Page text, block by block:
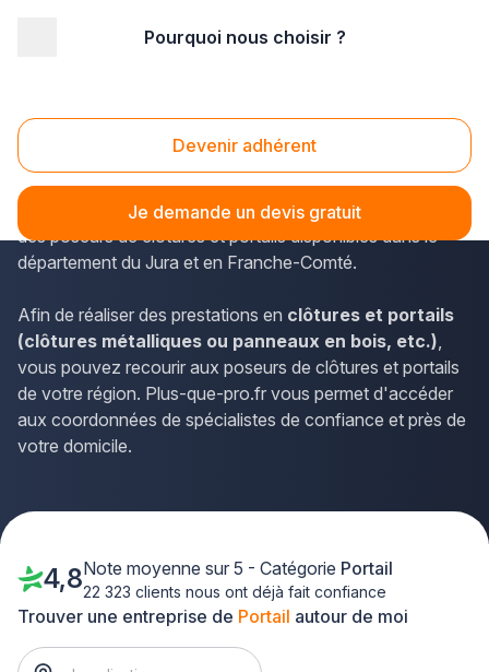
Pourquoi nous choisir ?
Devenir adhérent
Je demande un devis gratuit
Portail Dole (39100)
Les résidents de Dole peuvent facilement utiliser plus-
que-pro.fr afin d'accéder aux informations de contact
des poseurs de clôtures et portails disponibles dans le
département du Jura et en Franche-Comté.
Afin de réaliser des prestations en clôtures et portails
(clôtures métalliques ou panneaux en bois, etc.),
vous pouvez recourir aux poseurs de clôtures et portails
de votre région. Plus-que-pro.fr vous permet d'accéder
aux coordonnées de spécialistes de confiance et près de
votre domicile.
Trouver une entreprise de Portail autour de moi
4,8Note moyenne sur 5 - Catégorie Portail
22 323 clients nous ont déjà fait confiance